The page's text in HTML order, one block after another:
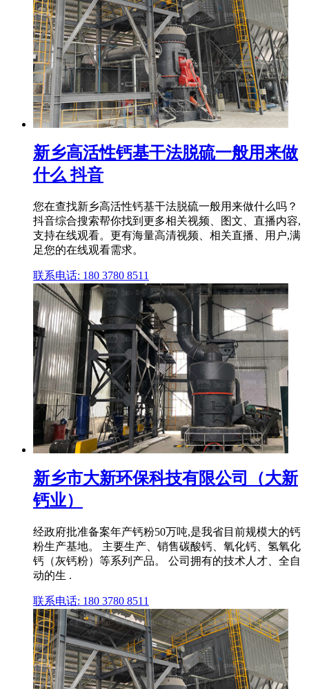
新乡高活性钙基干法脱硫一般用来做
什么 抖音
您在查找新乡高活性钙基干法脱硫一般用来做什么吗？
抖音综合搜索帮你找到更多相关视频、图文、直播内容,
支持在线观看。更有海量高清视频、相关直播、用户,满
足您的在线观看需求。
联系电话: 180 3780 8511
新乡市大新环保科技有限公司（大新
钙业）
经政府批准备案年产钙粉50万吨,是我省目前规模大的钙
粉生产基地。 主要生产、销售碳酸钙、氧化钙、氢氧化
钙（灰钙粉）等系列产品。 公司拥有的技术人才、全自
动的生 .
联系电话: 180 3780 8511